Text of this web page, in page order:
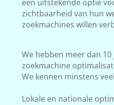
een uitstekende optie
zichtbaarheid van hun
zoekmachines willen
We hebben meer dan
zoekmachine
We kennen minstens
Lokale en nationale